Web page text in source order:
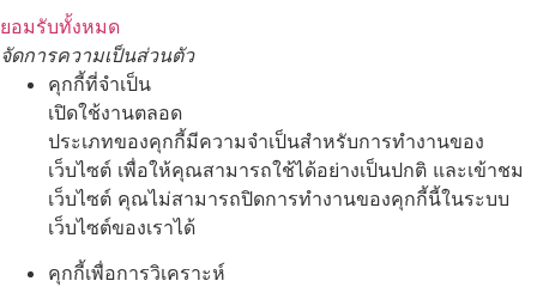
ยอมรับทั้งหมด
จัดการความเป็นส่วนตัว
คุกกี้ที่จำเป็น
เปิดใช้งานตลอด
ประเภทของคุกกี้มีความจำเป็นสำหรับการทำงานของ
เว็บไซต์ เพื่อให้คุณสามารถใช้ได้อย่างเป็นปกติ และเข้าชม
เว็บไซต์ คุณไม่สามารถปิดการทำงานของคุกกี้นี้ในระบบ
เว็บไซต์ของเราได้
คุกกี้เพื่อการวิเคราะห์